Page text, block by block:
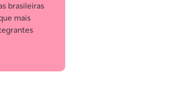
brasileiras
mais